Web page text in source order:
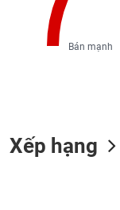
Bán mạnh
Xếp hạng
THIẾT
YẾU
SỨC
KHỎE